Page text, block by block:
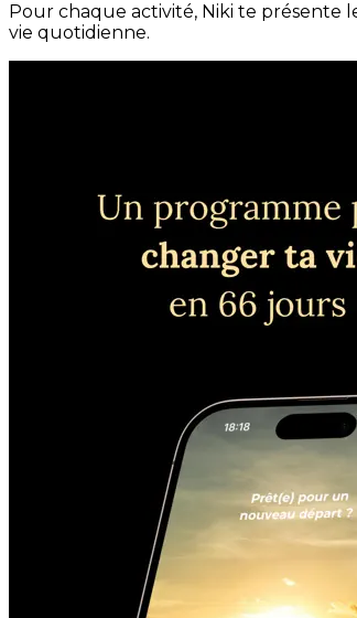
Pour chaque activité, Niki te présente
vie quotidienne.